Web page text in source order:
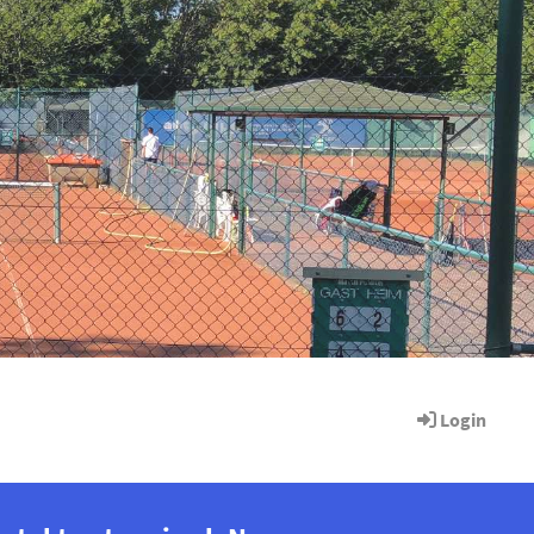
Login